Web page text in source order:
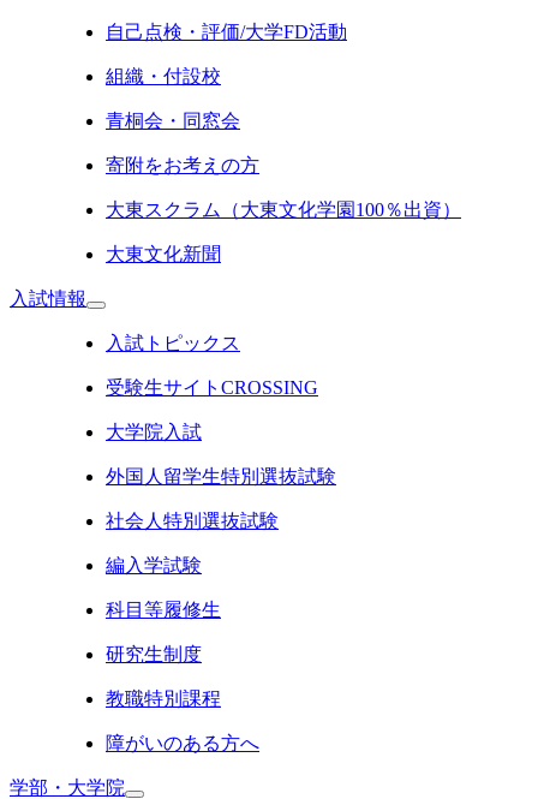
自己点検・評価/大学FD活動
組織・付設校
青桐会・同窓会
寄附をお考えの方
大東スクラム（大東文化学園100％出資）
大東文化新聞
入試情報
入試トピックス
受験生サイトCROSSING
大学院入試
外国人留学生特別選抜試験
社会人特別選抜試験
編入学試験
科目等履修生
研究生制度
教職特別課程
障がいのある方へ
学部・大学院